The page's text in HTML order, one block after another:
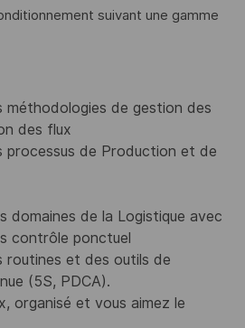
suivant une gamme
méthodologies de gestion des
des flux
processus de Production et de
domaines de la Logistique avec
contrôle ponctuel
routines et des outils de
(5S, PDCA).
organisé et vous aimez le